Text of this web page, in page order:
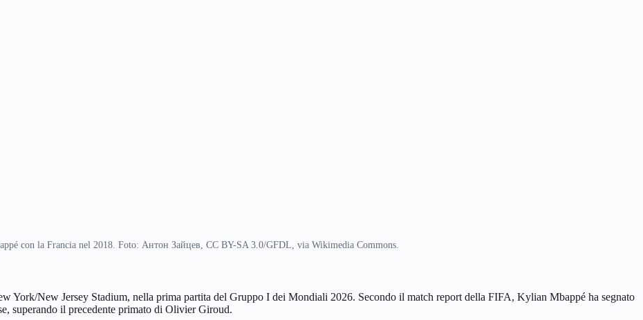
con la Francia nel 2018. Foto: Антон Зайцев, CC BY-SA 3.0/GFDL, via Wikimedia Commons.
York/New Jersey Stadium, nella prima partita del Gruppo I dei Mondiali 2026. Secondo il match report della FIFA, Kylian Mbappé ha segnato
superando il precedente primato di Olivier Giroud.